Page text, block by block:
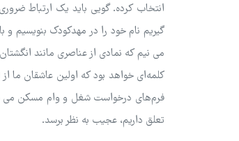
انتخاب کرده. گویی باید یک ارتباط
گیریم نام خود را در مهدکودک بنویسیم
می ‌نیم که نمادی از عناصری مانند
کلمه‌ای خواهد بود که اولین عاشقان ما
فرم‌های درخواست شغل و وام مسکن می
تعلق داریم، عجیب به نظر برسد.